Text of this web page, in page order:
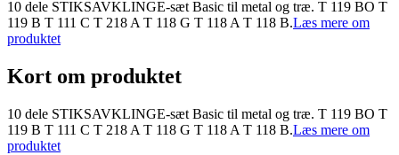
10 dele STIKSAVKLINGE-sæt Basic til metal og træ. T 119 BO T
119 B T 111 C T 218 A T 118 G T 118 A T 118 B.Læs mere om
produktet
Kort om produktet
10 dele STIKSAVKLINGE-sæt Basic til metal og træ. T 119 BO T
119 B T 111 C T 218 A T 118 G T 118 A T 118 B.Læs mere om
produktet